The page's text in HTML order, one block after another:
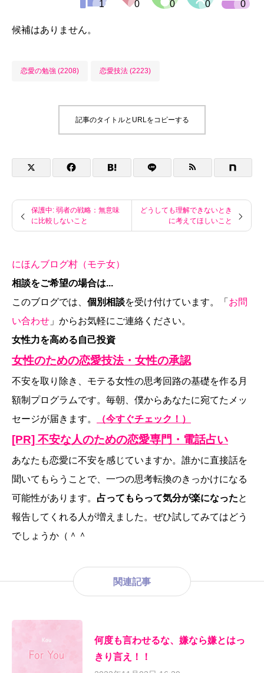
候補はありません。
恋愛の勉強 (2208) 恋愛技法 (2223)
記事のタイトルとURLをコピーする
保護中: 弱者の戦略：無意味
に比較しないこと
どうしても理解できないとき
に考えてほしいこと
にほんブログ村（モテ女）
相談をご希望の場合は...
このブログでは、 個別相談を受け付けています。「 お問
い合わせ 」からお気軽にご連絡ください。
女性力を高める自己投資
女性のための恋愛技法・女性の承認
不安を取り除き、モテる女性の思考回路の基礎を作る月
額制プログラムです。毎朝、僕からあなたに宛てたメッ
セージが届きます。
（今すぐチェック！）
[PR] 不安な人のための恋愛専門・電話占い
あなたも恋愛に不安を感じていますか。誰かに直接話を
聞いてもらうことで、一つの思考転換のきっかけになる
可能性があります。 占ってもらって気分が楽になったと
報告してくれる人が増えました。ぜひ試してみてはどう
でしょうか（＾＾
関連記事
何度も言わせるな、嫌なら嫌とはっ
きり言え！！